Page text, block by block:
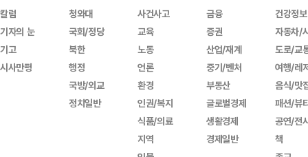
칼럼
기자의 눈
기고
시사만평
청와대
국회/정당
북한
행정
국방/외교
정치일반
사건사고
교육
노동
언론
환경
인권/복지
식품/의료
지역
금융
증권
산업/재계
중기/벤처
부동산
글로벌경제
생활경제
경제일반
건강정보
자동차/
도로/교
여행/레
음식/맛
패션/뷰
공연/전
책